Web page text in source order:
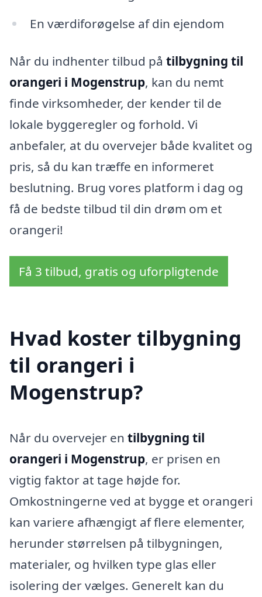
En værdiforøgelse af din ejendom
Når du indhenter tilbud på tilbygning til
orangeri i Mogenstrup, kan du nemt
finde virksomheder, der kender til de
lokale byggeregler og forhold. Vi
anbefaler, at du overvejer både kvalitet og
pris, så du kan træffe en informeret
beslutning. Brug vores platform i dag og
få de bedste tilbud til din drøm om et
orangeri!
Få 3 tilbud, gratis og uforpligtende
Hvad koster tilbygning
til orangeri i
Mogenstrup?
Når du overvejer en tilbygning til
orangeri i Mogenstrup, er prisen en
vigtig faktor at tage højde for.
Omkostningerne ved at bygge et orangeri
kan variere afhængigt af flere elementer,
herunder størrelsen på tilbygningen,
materialer, og hvilken type glas eller
isolering der vælges. Generelt kan du